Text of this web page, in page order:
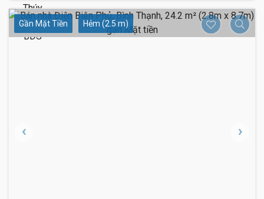
Gần Mặt Tiền Hẻm (2.5 m)